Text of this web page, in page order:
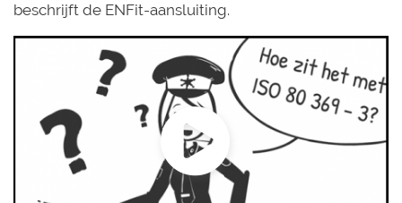
beschrijft de ENFit-aansluiting.